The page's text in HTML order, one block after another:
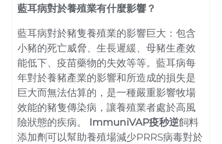
藍耳病對於養殖業有什麼影響？
藍耳病對於豬隻養殖業的影響巨大：包含
小豬的死亡威脅、生長遲緩、母豬生產效
能低下、疫苗藥物的失效等等。藍耳病每
年對於養豬產業的影響和所造成的損失是
巨大而無法估算的，是一種嚴重影響牧場
效能的豬隻傳染病，讓養殖業者處於高風
險狀態的疾病。
ImmuniVAP疫秒逆飼料
添加劑可以幫助養殖場減少PRRS病毒對於